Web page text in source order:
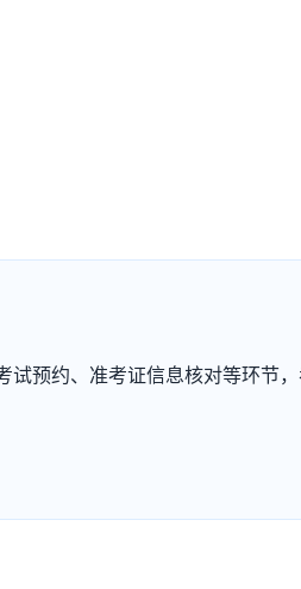
预约、准考证信息核对等环节